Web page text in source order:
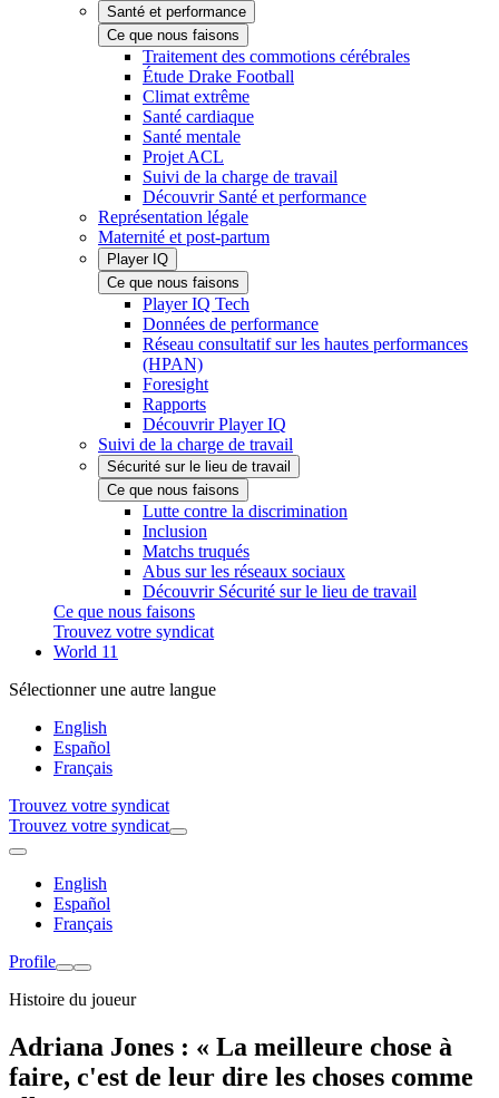
Santé et performance
Ce que nous faisons
Traitement des commotions cérébrales
Étude Drake Football
Climat extrême
Santé cardiaque
Santé mentale
Projet ACL
Suivi de la charge de travail
Découvrir Santé et performance
Représentation légale
Maternité et post-partum
Player IQ
Ce que nous faisons
Player IQ Tech
Données de performance
Réseau consultatif sur les hautes performances
(HPAN)
Foresight
Rapports
Découvrir Player IQ
Suivi de la charge de travail
Sécurité sur le lieu de travail
Ce que nous faisons
Lutte contre la discrimination
Inclusion
Matchs truqués
Abus sur les réseaux sociaux
Découvrir Sécurité sur le lieu de travail
Ce que nous faisons
Trouvez votre syndicat
World 11
Sélectionner une autre langue
English
Español
Français
Trouvez votre syndicat
Trouvez votre syndicat
English
Español
Français
Profile
Histoire du joueur
Adriana Jones : « La meilleure chose à
faire, c'est de leur dire les choses comme